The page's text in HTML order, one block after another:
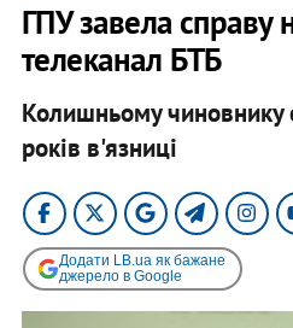
ГПУ завела справу
телеканал БТБ
Колишньому чиновнику
років в'язниці
Додати LB.ua як бажане
джерело в Google